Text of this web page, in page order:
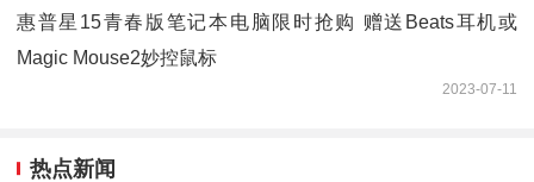
惠普星15青春版笔记本电脑限时抢购 赠送Beats耳机或
Magic Mouse2妙控鼠标
2023-07-11
热点新闻